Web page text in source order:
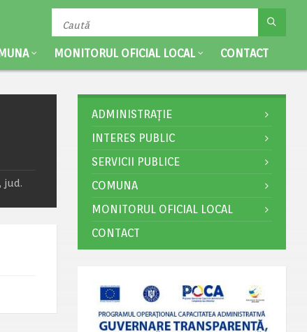
MONITORUL OFICIAL LOCAL CONTACT
jud.
ADMINISTRAȚIE
INTERES PUBLIC
SERVICII PUBLICE
COMUNA
MONITORUL OFICIAL LOCAL
CONTACT